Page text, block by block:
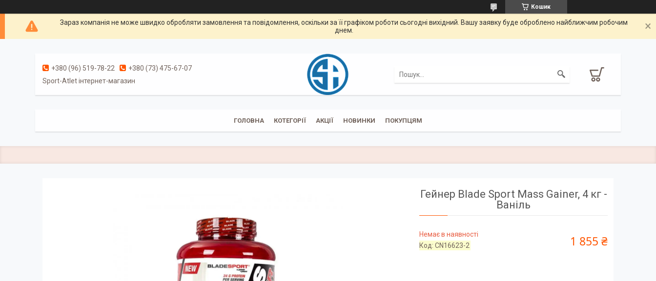
Кошик
Зараз компанія не може швидко обробляти замовлення та повідомлення, оскільки за її графіком роботи сьогодні вихідний. Вашу заявку буде оброблено найближчим робочим
днем.
+380 (96) 519-78-22
+380 (73) 475-67-07
Sport-Atlet інтернет-магазин
ГОЛОВНА КОТЕГОРІЇ АКЦІЇ НОВИНКИ ПОКУПЦЯМ
Гейнер Blade Sport Mass Gainer, 4 кг -
Ваніль
Немає в наявності
Код:CN16623-2 1 855 ₴